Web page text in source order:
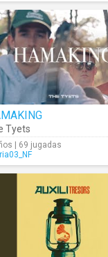
Tyets
| 69 jugadas